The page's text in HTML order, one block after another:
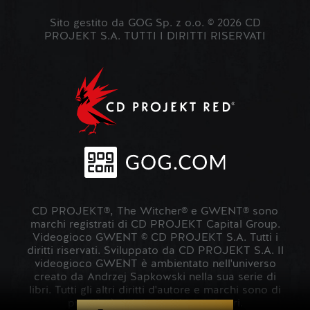
Sito gestito da GOG Sp. z o.o. © 2026 CD
PROJEKT S.A. TUTTI I DIRITTI RISERVATI
CD PROJEKT®, The Witcher® e GWENT® sono
marchi registrati di CD PROJEKT Capital Group.
Videogioco GWENT © CD PROJEKT S.A. Tutti i
diritti riservati. Sviluppato da CD PROJEKT S.A. Il
videogioco GWENT è ambientato nell'universo
creato da Andrzej Sapkowski nella sua serie di
libri. Tutti gli altri diritti d'autore e marchi sono di
proprietà dei rispettivi proprietari.